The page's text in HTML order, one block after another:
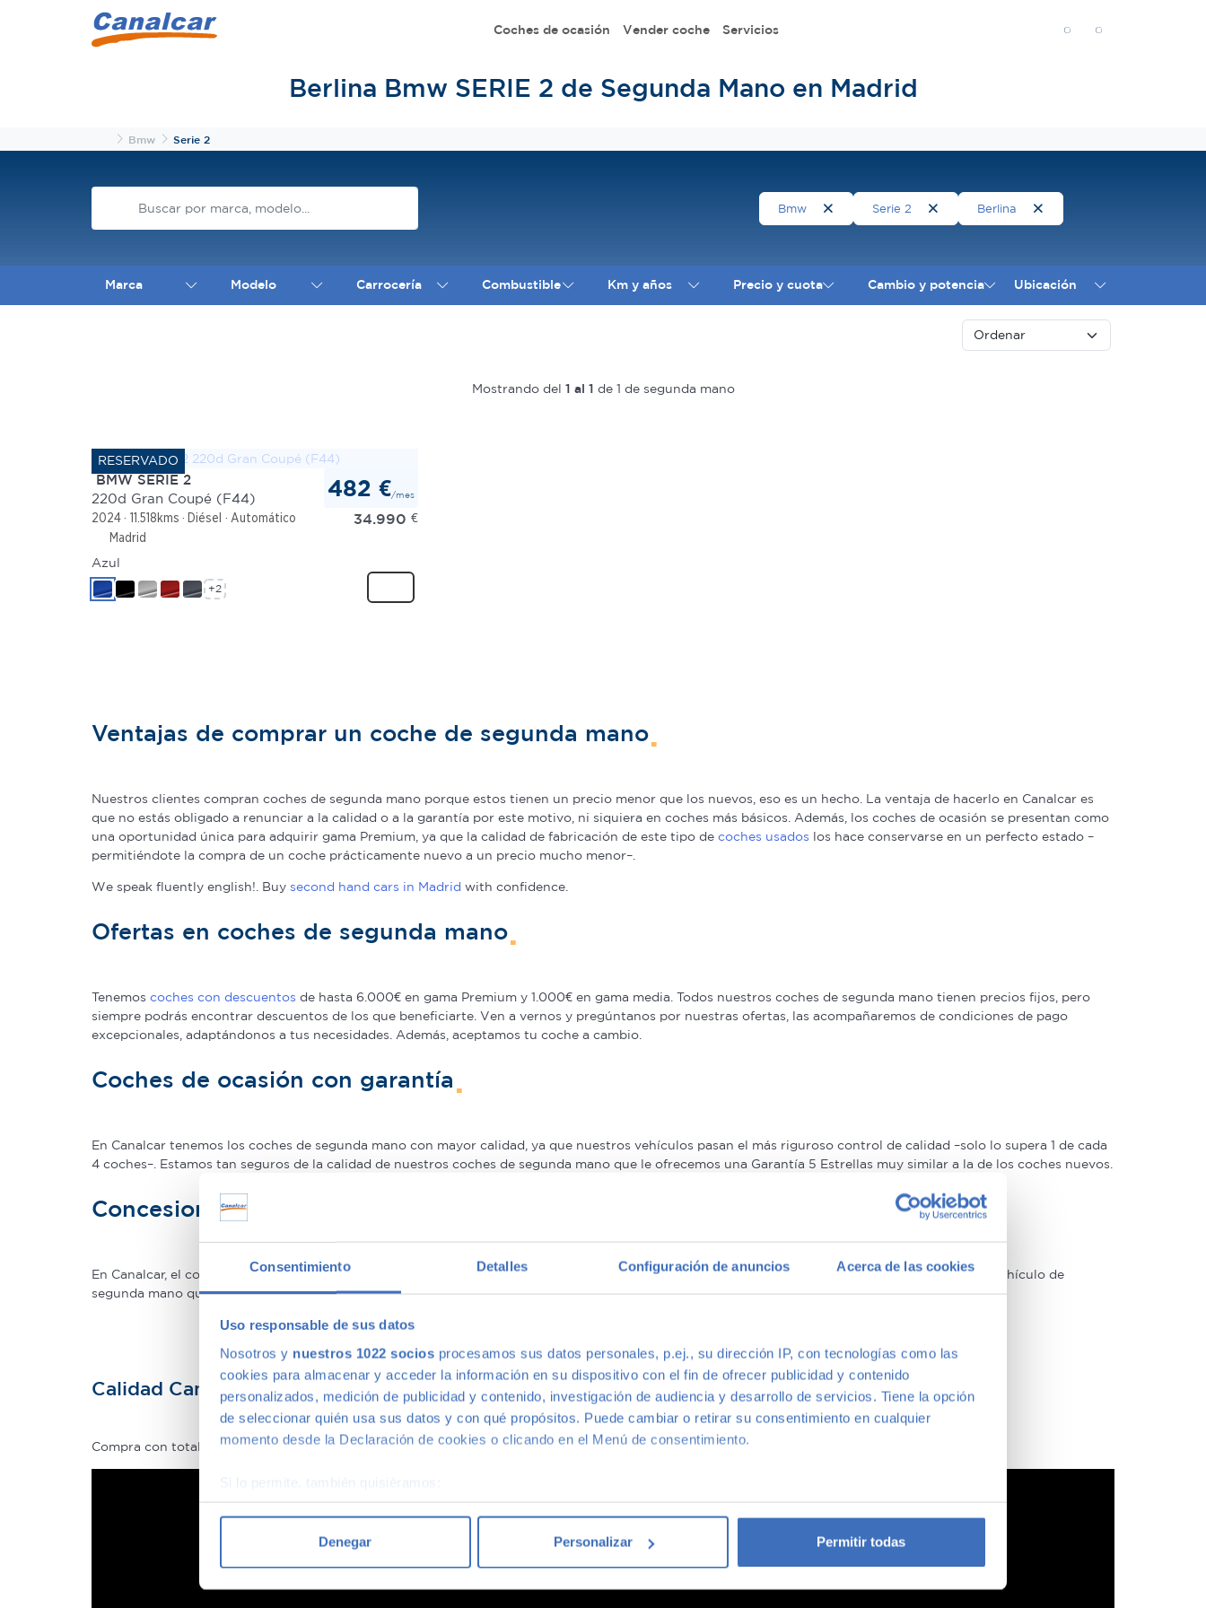
Consentimiento Detalles Configuración de anuncios Acerca de las cookies
Uso responsable de sus datos
Nosotros y nuestros 1022 socios procesamos sus datos personales, p.ej., su dirección IP, con tecnologías como las
cookies para almacenar y acceder la información en su dispositivo con el fin de ofrecer publicidad y contenido
personalizados, medición de publicidad y contenido, investigación de audiencia y desarrollo de servicios. Tiene la opción
de seleccionar quién usa sus datos y con qué propósitos. Puede cambiar o retirar su consentimiento en cualquier
momento desde la Declaración de cookies o clicando en el Menú de consentimiento.
Si lo permite, también quisiéramos:
Recopilar información sobre su ubicación geográfica que puede tener una precisión de varios metros
Obtenga más información sobre cómo se procesan sus datos personales y establezca sus preferencias en la
Denegar Personalizar Permitir todas
Coches de ocasión Vender coche Servicios
Berlina Bmw SERIE 2 de Segunda Mano en Madrid
InicioBmw Serie 2
Bmw Serie 2 Berlina
Marca Modelo Carrocería Combustible Km y años Precio y cuota Cambio y potencia Ubicación
Mostrando del 1 al 1 de 1 de segunda mano
BMW SERIE 2
220d Gran Coupé (F44)
2024 11.518kms Diésel
Automático
Madrid
482 €/mes
34.990 €
Azul
+2
Ventajas de comprar un coche de segunda mano
Nuestros clientes compran coches de segunda mano porque estos tienen un precio menor que los nuevos, eso es un hecho. La ventaja de hacerlo en Canalcar es
que no estás obligado a renunciar a la calidad o a la garantía por este motivo, ni siquiera en coches más básicos. Además, los coches de ocasión se presentan como
una oportunidad única para adquirir gama Premium, ya que la calidad de fabricación de este tipo de coches usados los hace conservarse en un perfecto estado –
permitiéndote la compra de un coche prácticamente nuevo a un precio mucho menor–.
We speak fluently english!. Buy second hand cars in Madrid with confidence.
Ofertas en coches de segunda mano
Tenemos coches con descuentos de hasta 6.000€ en gama Premium y 1.000€ en gama media. Todos nuestros coches de segunda mano tienen precios fijos, pero
siempre podrás encontrar descuentos de los que beneficiarte. Ven a vernos y pregúntanos por nuestras ofertas, las acompañaremos de condiciones de pago
excepcionales, adaptándonos a tus necesidades. Además, aceptamos tu coche a cambio.
Coches de ocasión con garantía
En Canalcar tenemos los coches de segunda mano con mayor calidad, ya que nuestros vehículos pasan el más riguroso control de calidad –solo lo supera 1 de cada
4 coches–. Estamos tan seguros de la calidad de nuestros coches de segunda mano que le ofrecemos una Garantía 5 Estrellas muy similar a la de los coches nuevos.
Concesionario de ocasión multimarca
En Canalcar, el concesionario de coches de ocasión más grande de Madrid, disponemos de una gran variedad de marcas y modelos. Encuentra el vehículo de
segunda mano que mejor se adapte a tus necesidades, con la mejor relación calidad-precio. O si lo prefieres, ven a vernos y te aconsejamos.
Calidad Canalcar
Compra con total tranquilidad, sólo 1 de cada 4 coches acaba siendo un coche Canalcar.Saber más.